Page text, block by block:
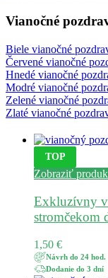
Vianočné
Biele vianočné
Červené vianočné
Hnedé vianočné
Modré vianočné
Zelené vianočné
Zlaté vianočné
TOP
Zobraziť
Exkluzívny
stromčekom
1,50 €
Návrh do 24 hod.
Dodanie do 3 dní